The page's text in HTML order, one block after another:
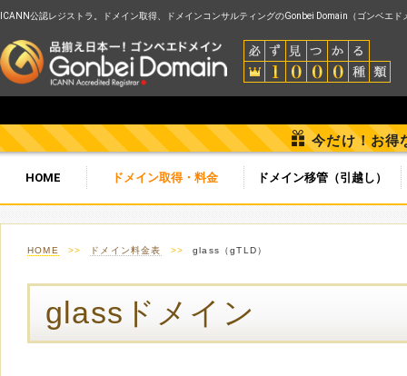
ICANN公認レジストラ。ドメイン取得、ドメインコンサルティングのGonbei Domain（ゴンベエド
今だけ！お得
HOME ドメイン取得・料金 ドメイン移管（引越し）
HOME >> ドメイン料金表 >> glass（gTLD）
glassドメイン